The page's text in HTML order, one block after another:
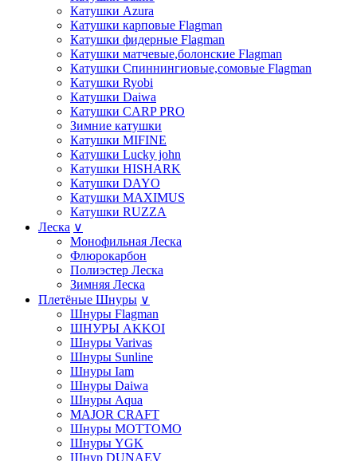
Катушки Azura
Катушки карповые Flagman
Катушки фидерные Flagman
Катушки матчевые,болонские Flagman
Катушки Спиннингиовые,сомовые Flagman
Катушки Ryobi
Катушки Daiwa
Катушки СARP PRO
Зимние катушки
Катушки MIFINE
Катушки Lucky john
Катушки HISHARK
Катушки DAYO
Катушки MAXIMUS
Катушки RUZZA
Леска ∨
Монофильная Леска
Флюрокарбон
Полиэстер Леска
Зимняя Леска
Плетёные Шнуры ∨
Шнуры Flagman
ШНУРЫ AKKOI
Шнуры Varivas
Шнуры Sunline
Шнуры Iam
Шнуры Daiwa
Шнуры Aqua
MAJOR CRAFT
Шнуры MOTTOMO
Шнуры YGK
Шнур DUNAEV